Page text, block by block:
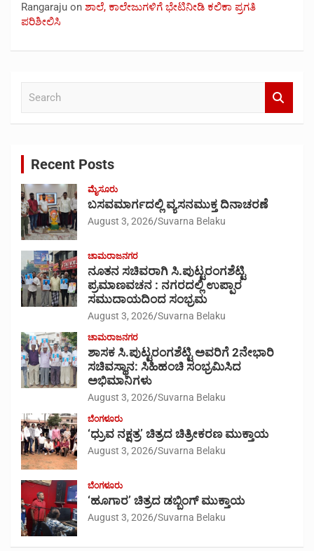
Rangaraju on ಶಾಲೆ, ಕಾಲೇಜುಗಳಿಗೆ ಭೇಟಿನೀಡಿ ಕಲಿಕಾ ಪ್ರಗತಿ
ಪರಿಶೀಲಿಸಿ
Recent Posts
ಮೈಸೂರು
ಬಸವಮಾರ್ಗದಲ್ಲಿ ವ್ಯಸನಮುಕ್ತ ದಿನಾಚರಣೆ
August 3, 2026 Suvarna Belaku
ಚಾಮರಾಜನಗರ
ನೂತನ ಸಚಿವರಾಗಿ ಸಿ.ಪುಟ್ಟರಂಗಶೆಟ್ಟಿ
ಪ್ರಮಾಣವಚನ : ನಗರದಲ್ಲಿ ಉಪ್ಪಾರ
ಸಮುದಾಯದಿಂದ ಸಂಭ್ರಮ
August 3, 2026 Suvarna Belaku
ಚಾಮರಾಜನಗರ
ಶಾಸಕ ಸಿ.ಪುಟ್ಟರಂಗಶೆಟ್ಟಿ ಅವರಿಗೆ 2ನೇಭಾರಿ
ಸಚಿವಸ್ಥಾನ: ಸಿಹಿಹಂಚಿ ಸಂಭ್ರಮಿಸಿದ
ಅಭಿಮಾನಿಗಳು
August 3, 2026 Suvarna Belaku
ಬೆಂಗಳೂರು
‘ಧ್ರುವ ನಕ್ಷತ್ರ’ ಚಿತ್ರದ ಚಿತ್ರೀಕರಣ ಮುಕ್ತಾಯ
August 3, 2026 Suvarna Belaku
ಬೆಂಗಳೂರು
‘ಹೂಗಾರ’ ಚಿತ್ರದ ಡಬ್ಬಿಂಗ್ ಮುಕ್ತಾಯ
August 3, 2026 Suvarna Belaku